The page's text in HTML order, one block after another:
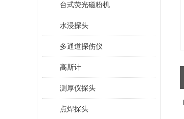
台式荧光磁粉机
水浸探头
多通道探伤仪
高斯计
测厚仪探头
点焊探头